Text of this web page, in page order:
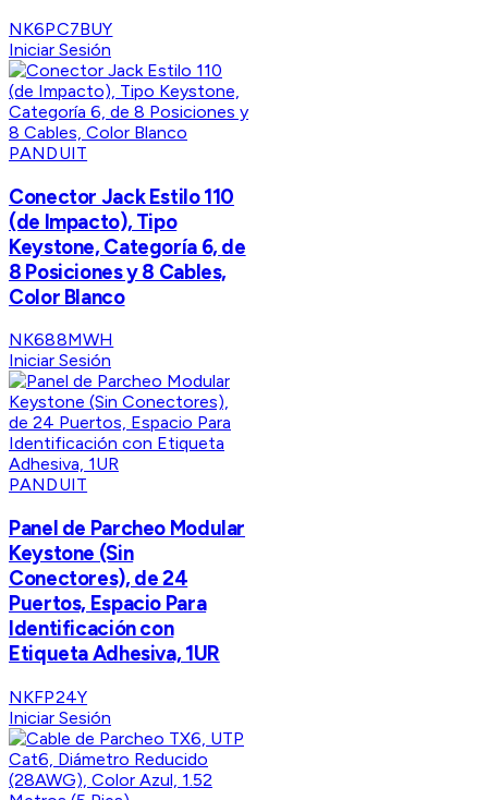
NK6PC7BUY
Iniciar Sesión
PANDUIT
Conector Jack Estilo 110
(de Impacto), Tipo
Keystone, Categoría 6, de
8 Posiciones y 8 Cables,
Color Blanco
NK688MWH
Iniciar Sesión
PANDUIT
Panel de Parcheo Modular
Keystone (Sin
Conectores), de 24
Puertos, Espacio Para
Identificación con
Etiqueta Adhesiva, 1UR
NKFP24Y
Iniciar Sesión